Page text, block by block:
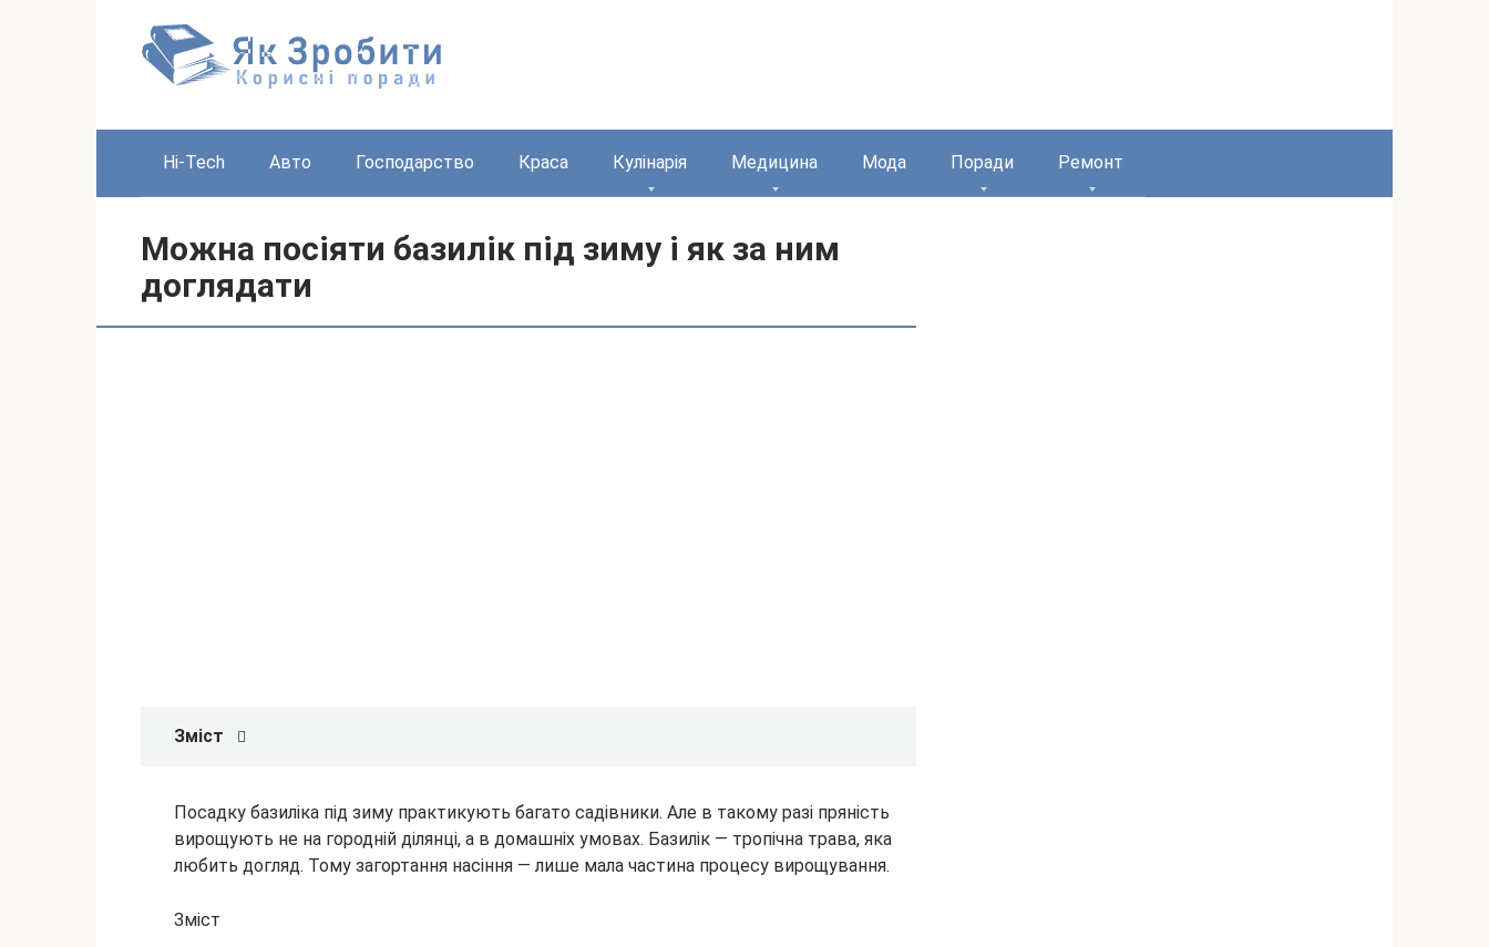
Hi-Tech Авто Господарство Краса Кулінарія Медицина Мода Поради Ремонт
Можна посіяти базилік під зиму і як за ним
доглядати
Зміст
Посадку базиліка під зиму практикують багато садівники. Але в такому разі пряність
вирощують не на городній ділянці, а в домашніх умовах. Базилік — тропічна трава, яка
любить догляд. Тому загортання насіння — лише мала частина процесу вирощування.
Зміст